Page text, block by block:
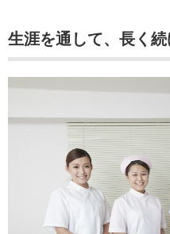
生涯を通して、長く